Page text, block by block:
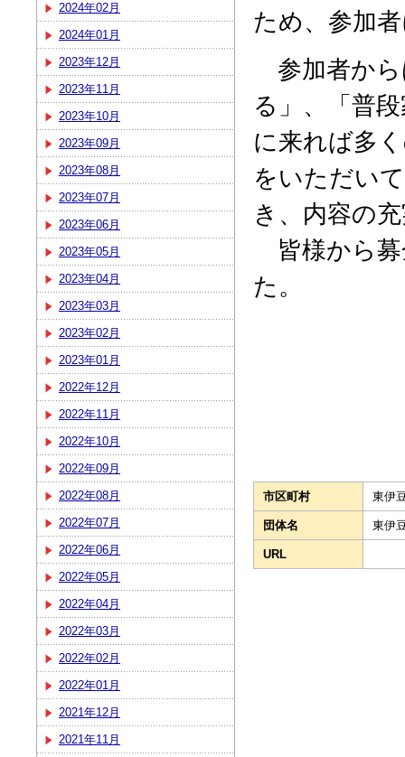
2024年02月
2024年01月
2023年12月
2023年11月
2023年10月
2023年09月
2023年08月
2023年07月
2023年06月
2023年05月
2023年04月
2023年03月
2023年02月
2023年01月
2022年12月
2022年11月
2022年10月
2022年09月
2022年08月
2022年07月
2022年06月
2022年05月
2022年04月
2022年03月
2022年02月
2022年01月
2021年12月
2021年11月
ため、参加
参加者から
る」、「普
に来れば多
をいただい
き、内容の
皆様から募
た。
市区町村 東伊
団体名 東伊
URL